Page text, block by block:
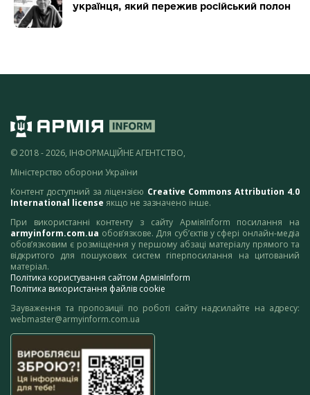
українця, який пережив російський полон
© 2018 - 2026, ІНФОРМАЦІЙНЕ АГЕНТСТВО,
Міністерство оборони України
Контент доступний за ліцензією Creative Commons Attribution 4.0
International license якщо не зазначено інше.
При використанні контенту з сайту АрміяInform посилання на
armyinform.com.ua обов’язкове. Для суб’єктів у сфері онлайн-медіа
обов’язковим є розміщення у першому абзаці матеріалу прямого та
відкритого для пошукових систем гіперпосилання на цитований
матеріал.
Політика користування сайтом АрміяInform
Політика використання файлів cookie
Зауваження та пропозиції по роботі сайту надсилайте на адресу:
webmaster@armyinform.com.ua